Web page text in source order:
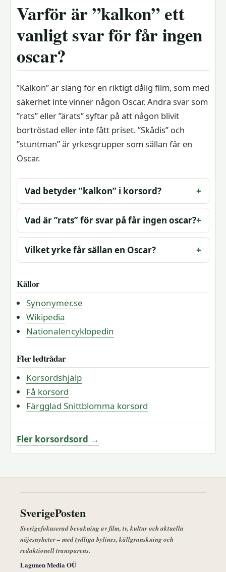
Varför är ”kalkon” ett
vanligt svar för får ingen
oscar?
”Kalkon” är slang för en riktigt dålig film, som med
säkerhet inte vinner någon Oscar. Andra svar som
”rats” eller ”ärats” syftar på att någon blivit
bortröstad eller inte fått priset. ”Skådis” och
”stuntman” är yrkesgrupper som sällan får en
Oscar.
Vad betyder ”kalkon” i korsord?
Vad är ”rats” för svar på får ingen oscar?
Vilket yrke får sällan en Oscar?
Källor
Synonymer.se
Wikipedia
Nationalencyklopedin
Fler ledtrådar
Korsordshjälp
Få korsord
Färgglad Snittblomma korsord
Fler korsordsord →
SverigePosten
Sverigefokuserad bevakning av film, tv, kultur och aktuella
nöjesnyheter – med tydliga bylines, källgranskning och
redaktionell transparens.
Lagunen Media OÜ